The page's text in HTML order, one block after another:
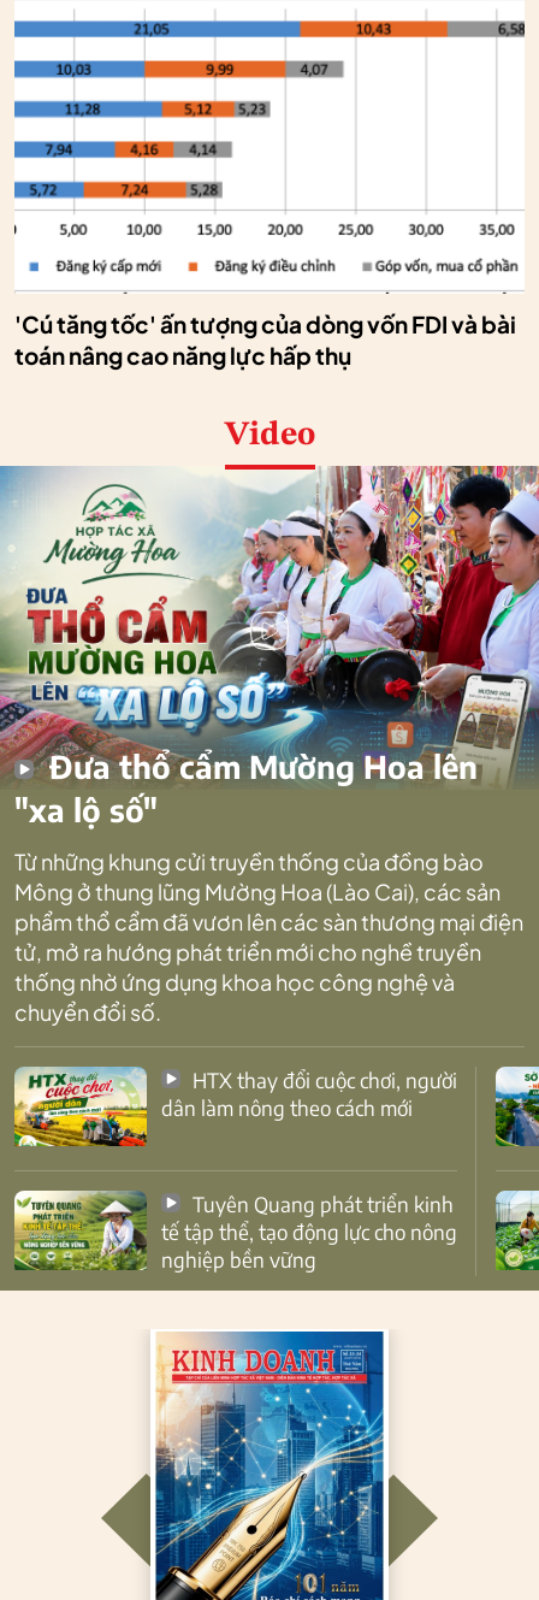
'Cú tăng tốc' ấn tượng của dòng vốn FDI và bài
toán nâng cao năng lực hấp thụ
Video
Đưa thổ cẩm Mường Hoa lên
"xa lộ số"
Từ những khung cửi truyền thống của đồng bào
Mông ở thung lũng Mường Hoa (Lào Cai), các sản
phẩm thổ cẩm đã vươn lên các sàn thương mại điện
tử, mở ra hướng phát triển mới cho nghề truyền
thống nhờ ứng dụng khoa học công nghệ và
chuyển đổi số.
dân làm nông theo cách mới
tế tập thể, tạo động lực cho nông
nghiệp bền vững